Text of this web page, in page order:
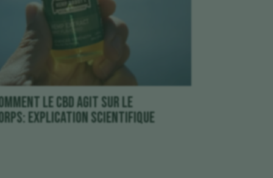
le CBD agit sur le
explication scientifique